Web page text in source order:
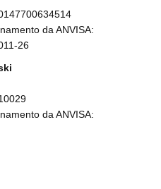
da ANVISA:
26
da ANVISA: